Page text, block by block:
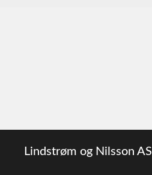
Lindstrøm og Nilsson AS